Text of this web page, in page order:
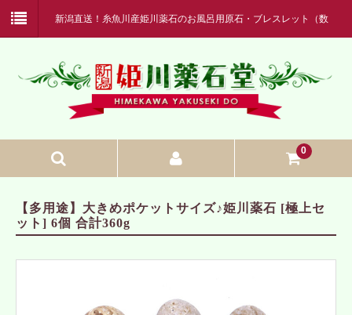
新潟直送！糸魚川産姫川薬石のお風呂用原石・ブレスレット（数
0
ホーム
姫川薬石とは
ご使用方法
【多用途】大きめポケットサイズ♪姫川薬石 [極上セ
ット] 6個 合計360g